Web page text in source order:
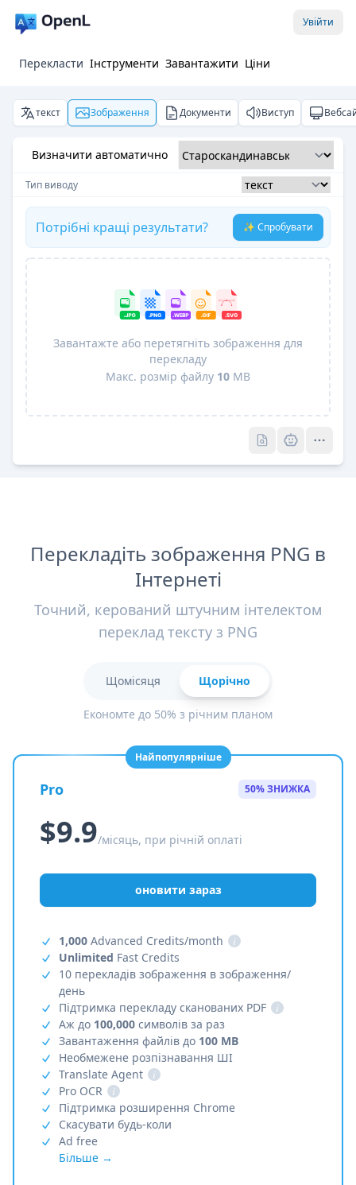
Увійти
Перекласти Інструменти Завантажити Ціни
текст Зображення Документи Виступ
Визначити автоматично
Тип виводу
Потрібні кращі результати? ✨ Спробувати
Завантажте або перетягніть зображення для
перекладу
Макс. розмір файлу 10 MB
Перекладіть зображення PNG в
Інтернеті
Точний, керований штучним інтелектом
переклад тексту з PNG
Щомісяця Щорічно
Економте до 50% з річним планом
Найпопулярніше
Pro 50% ЗНИЖКА
$9.9/місяць, при річній оплаті
оновити зараз
1,000 Advanced Credits/month
i
Unlimited Fast Credits
10 перекладів зображення в зображення/
день
Підтримка перекладу сканованих PDF
i
Аж до 100,000 символів за раз
Завантаження файлів до 100 MB
Необмежене розпізнавання ШІ
Translate Agent
i
Pro OCR
i
Підтримка розширення Chrome
Скасувати будь-коли
Ad free
Більше →